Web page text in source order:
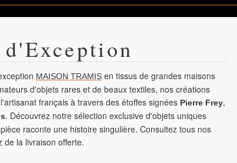
MAISON TRAMIS en tissus de grandes maisons
d'objets rares et de beaux textiles, nos créations
français à travers des étoffes signées Pierre Frey,
. Découvrez notre sélection exclusive d'objets uniques
raconte une histoire singulière. Consultez tous nos
de la livraison offerte.